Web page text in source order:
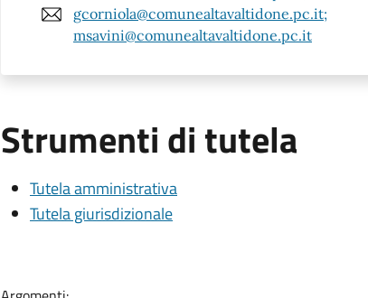
gcorniola@comunealtavaltidone.pc.it;
msavini@comunealtavaltidone.pc.it
Strumenti di tutela
Tutela amministrativa
Tutela giurisdizionale